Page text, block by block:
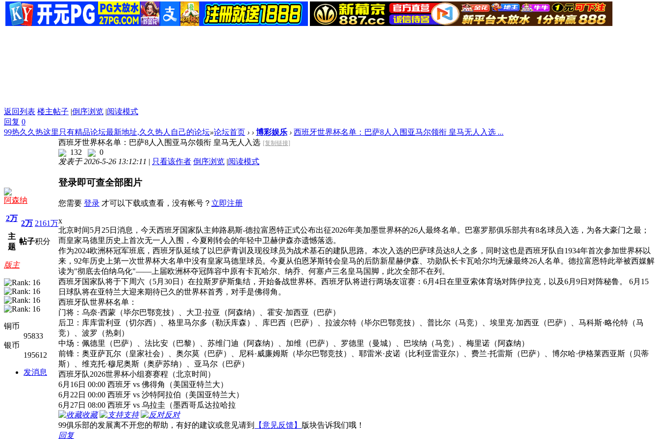
返回列表 楼主帖子 |倒序浏览 |阅读模式
回复 0
99热久久热这里只有精品论坛最新地址,久久热人自己的论坛»论坛首页 › › 博彩娱乐 › 西班牙世界杯名单：巴萨8人入围亚马尔领衔 皇马无人入选 ...
阿森纳
2万
主
题
2万
帖子
2161万
积分
版主
铜币
95833
银币
195612
发消息
西班牙世界杯名单：巴萨8人入围亚马尔领衔 皇马无人入选 [复制链接]
132
0
发表于 2026-5-26 13:12:11 | 只看该作者 倒序浏览 |阅读模式
登录即可查全部图片
您需要 登录 才可以下载或查看，没有帐号？ 立即注册
x
北京时间5月25日消息，今天西班牙国家队主帅路易斯-德拉富恩特正式公布出征2026年美加墨世界杯的26人最终名单。巴塞罗那俱乐部共有8名球员入选，为各大豪门之最；
而皇家马德里历史上首次无一人入围，今夏刚转会的年轻中卫赫伊森亦遗憾落选。
作为2024欧洲杯冠军班底，西班牙队延续了以巴萨青训及现役球员为战术基石的建队思路。本次入选的巴萨球员达8人之多，同时这也是西班牙队自1934年首次参加世界杯以
来，92年历史上第一次世界杯大名单中没有皇家马德里球员。今夏从伯恩茅斯转会皇马的后防新星赫伊森、功勋队长卡瓦哈尔均无缘最终26人名单。德拉富恩特此举被西媒解
读为"彻底去伯纳乌化"——上届欧洲杯夺冠阵容中原有卡瓦哈尔、纳乔、何塞卢三名皇马国脚，此次全部不在列。
西班牙国家队将于下周六（5月30日）在拉斯罗萨斯集结，开始备战世界杯。西班牙队将进行两场友谊赛：6月4日在里亚索体育场对阵伊拉克，以及6月9日对阵秘鲁。 6月15
日球队将在亚特兰大迎来期待已久的世界杯首秀，对手是佛得角。
西班牙队世界杯名单：
门将：乌奈·西蒙（毕尔巴鄂竞技）、大卫·拉亚（阿森纳）、霍安·加西亚（巴萨）
后卫：库库雷利亚（切尔西）、格里马尔多（勒沃库森）、库巴西（巴萨）、拉波尔特（毕尔巴鄂竞技）、普比尔（马竞）、埃里克·加西亚（巴萨）、马科斯·略伦特（马
竞）、波罗（热刺）
中场：佩德里（巴萨）、法比安（巴黎）、苏维门迪（阿森纳）、加维（巴萨）、罗德里（曼城）、巴埃纳（马竞）、梅里诺（阿森纳）
前锋：奥亚萨瓦尔（皇家社会）、奥尔莫（巴萨）、尼科·威廉姆斯（毕尔巴鄂竞技）、耶雷米·皮诺（比利亚雷亚尔）、费兰·托雷斯（巴萨）、博尔哈·伊格莱西亚斯（贝蒂
斯）、维克托·穆尼奥斯（奥萨苏纳）、亚马尔（巴萨）
西班牙队2026世界杯小组赛赛程（北京时间）
6月16日 00:00 西班牙 vs 佛得角（美国亚特兰大）
6月22日 00:00 西班牙 vs 沙特阿拉伯（美国亚特兰大）
6月27日 08:00 西班牙 vs 乌拉圭（墨西哥瓜达拉哈拉
收藏
支持
反对
99俱乐部的发展离不开您的帮助，有好的建议或意见请到
【意见反馈】 版块告诉我们哦！
回复